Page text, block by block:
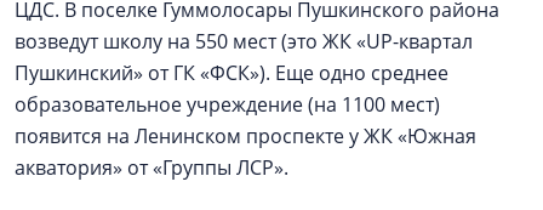
ЦДС. В поселке Гуммолосары Пушкинского района
возведут школу на 550 мест (это ЖК «UP-квартал
Пушкинский» от ГК «ФСК»). Еще одно среднее
образовательное учреждение (на 1100 мест)
появится на Ленинском проспекте у ЖК «Южная
акватория» от «Группы ЛСР».